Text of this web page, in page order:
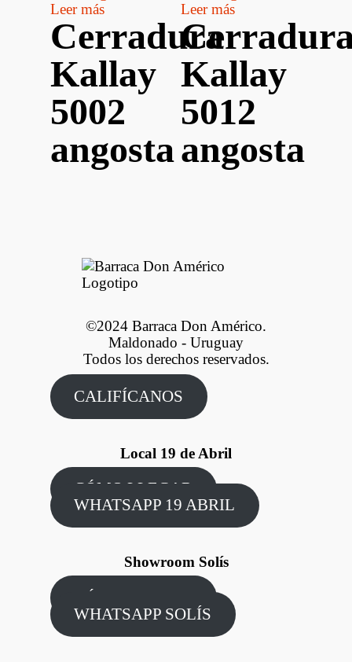
Leer más
Cerradura
Kallay
5002
angosta
Leer más
Kallay
5012
angosta
©2024 Barraca Don Américo.
Maldonado - Uruguay
Todos los derechos reservados.
CALIFÍCANOS
Local 19 de Abril
CÓMO LLEGAR
WHATSAPP 19 ABRIL
Showroom Solís
CÓMO LLEGAR
WHATSAPP SOLÍS